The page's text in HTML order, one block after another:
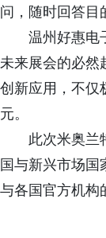
问，随时回答目
温州好惠电子
未来展会的必然
创新应用，不仅
元。
此次米奥兰特
国与新兴市场国
与各国官方机构